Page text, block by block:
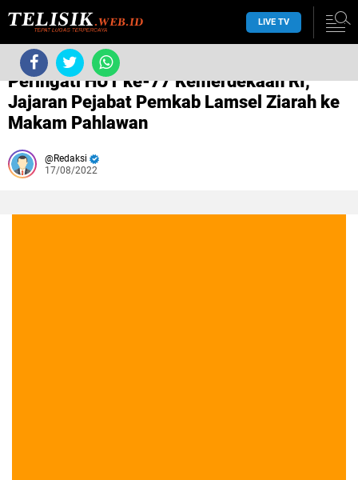
LIVE TV
/daerah
Peringati HUT ke-77 Kemerdekaan RI,
Jajaran Pejabat Pemkab Lamsel Ziarah ke
Makam Pahlawan
Redaksi
17/08/2022